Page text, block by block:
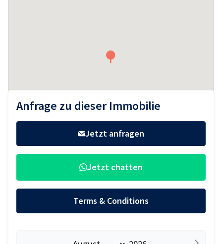
Sidebar
Anfrage zu dieser Immobilie
Jetzt anfragen
Jetzt chatten
Terms & Conditions